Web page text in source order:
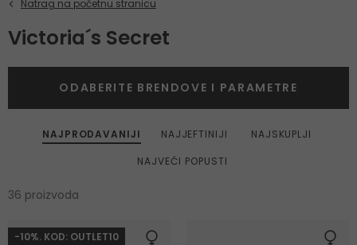
Victoria´s Secret
NAJPRODAVANIJI NAJJEFTINIJI
NAJSKUPLJI
NAJVEĆI POPUSTI
36 proizvoda
ODABERITE BRENDOVE I PARAMETRE
-10%. KOD: OUTLET10